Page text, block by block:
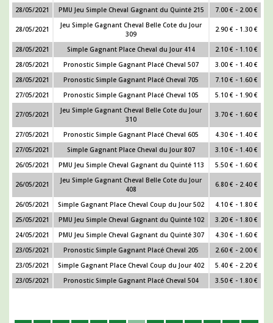
28/05/2021
PMU Jeu Simple Cheval Gagnant du Quinté 215 7.00 € - 2.00 €
28/05/2021
Jeu Simple Gagnant Cheval Belle Cote du Jour
309
2.90 € - 1.30 €
28/05/2021 Simple Gagnant Place Cheval du Jour 414
2.10 € - 1.10 €
28/05/2021
Pronostic Simple Gagnant Placé Cheval 507
3.00 € - 1.40 €
28/05/2021
Pronostic Simple Gagnant Placé Cheval 705
7.10 € - 1.60 €
27/05/2021
Pronostic Simple Gagnant Placé Cheval 105 5.10 € - 1.90 €
27/05/2021
Jeu Simple Gagnant Cheval Belle Cote du Jour
310
3.70 € - 1.60 €
27/05/2021 Pronostic Simple Gagnant Placé Cheval 605
4.30 € - 1.40 €
27/05/2021
Simple Gagnant Place Cheval du Jour 807
3.10 € - 1.40 €
26/05/2021
PMU Jeu Simple Cheval Gagnant du Quinté 113 5.50 € - 1.60 €
26/05/2021
Jeu Simple Gagnant Cheval Belle Cote du Jour
408
6.80 € - 2.40 €
26/05/2021 Simple Gagnant Place Cheval Coup du Jour 502
4.10 € - 1.80 €
25/05/2021
PMU Jeu Simple Cheval Gagnant du Quinté 102
3.20 € - 1.80 €
24/05/2021
PMU Jeu Simple Cheval Gagnant du Quinté 307
4.30 € - 1.60 €
23/05/2021
Pronostic Simple Gagnant Placé Cheval 205
2.60 € - 2.00 €
23/05/2021
Simple Gagnant Place Cheval Coup du Jour 402
5.40 € - 2.20 €
23/05/2021
Pronostic Simple Gagnant Placé Cheval 504 3.50 € - 1.80 €